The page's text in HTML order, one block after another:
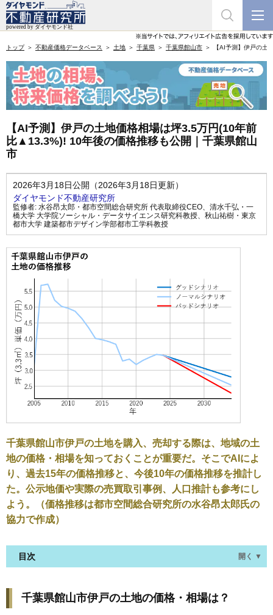
トップ 不動産価格データベース 土地 千葉県 千葉県館山市 【AI予測】伊戸の
【AI予測】伊戸の土地価格相場は坪3.5万円(10年前
比▲13.3%)! 10年後の価格推移も公開｜千葉県館山
市
2026年3月18日公開（2026年3月18日更新）
ダイヤモンド不動産研究所
監修者: 水谷昂太郎・都市空間総合研究所 代表取締役CEO、 清水千弘・一
橋大学 大学院ソーシャル・データサイエンス研究科教授、 秋山祐樹・東京
都市大学 建築都市デザイン学部都市工学科教授
千葉県館山市伊戸の土地を購入、売却する際は、地域の土
地の価格・相場を知っておくことが重要だ。そこでAIによ
り、過去15年の価格推移と、今後10年の価格推移を推計し
た。公示地価や実際の売買取引事例、人口推計も参考にし
よう。（価格推移は都市空間総合研究所の水谷昂太郎氏の
協力で作成）
目次 開く ▼
現在の価格は、3.5万円／坪（10年前比▲13.3%）
千葉県館山市伊戸の土地の価格・相場は？